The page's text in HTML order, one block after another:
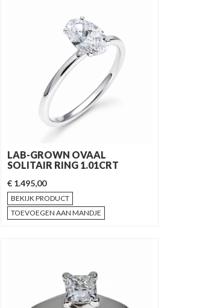
LAB-GROWN OVAAL
SOLITAIR RING 1.01CRT
€ 1.495,00
BEKIJK PRODUCT
TOEVOEGEN AAN MANDJE